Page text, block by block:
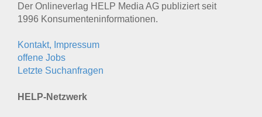
Der Onlineverlag HELP Media AG publiziert seit
1996 Konsumenten­informationen.
Kontakt, Impressum
offene Jobs
Letzte Suchanfragen
HELP-Netzwerk